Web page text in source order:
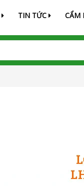
TIN TỨC CẨM